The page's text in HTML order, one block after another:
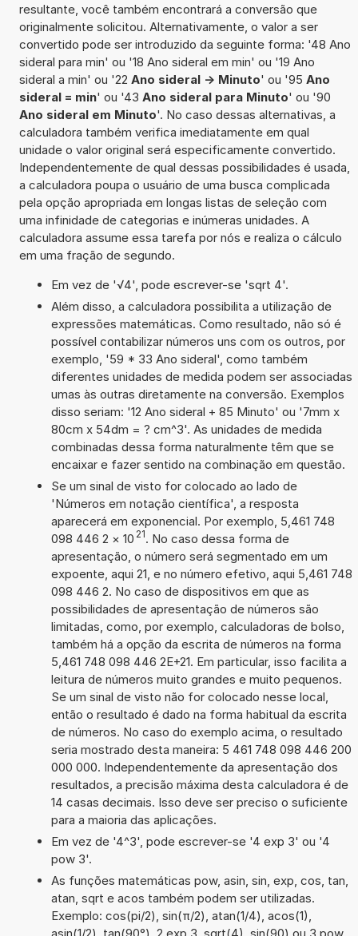
resultante, você também encontrará a conversão que
originalmente solicitou. Alternativamente, o valor a ser
convertido pode ser introduzido da seguinte forma: '48 Ano
sideral para min' ou '18 Ano sideral em min' ou '19 Ano
sideral a min' ou '22 Ano sideral -> Minuto' ou '95 Ano
sideral = min' ou '43 Ano sideral para Minuto' ou '90
Ano sideral em Minuto'. No caso dessas alternativas, a
calculadora também verifica imediatamente em qual
unidade o valor original será especificamente convertido.
Independentemente de qual dessas possibilidades é usada,
a calculadora poupa o usuário de uma busca complicada
pela opção apropriada em longas listas de seleção com
uma infinidade de categorias e inúmeras unidades. A
calculadora assume essa tarefa por nós e realiza o cálculo
em uma fração de segundo.
Em vez de '√4', pode escrever-se 'sqrt 4'.
Além disso, a calculadora possibilita a utilização de
expressões matemáticas. Como resultado, não só é
possível contabilizar números uns com os outros, por
exemplo, '59 * 33 Ano sideral', como também
diferentes unidades de medida podem ser associadas
umas às outras diretamente na conversão. Exemplos
disso seriam: '12 Ano sideral + 85 Minuto' ou '7mm x
80cm x 54dm = ? cm^3'. As unidades de medida
combinadas dessa forma naturalmente têm que se
encaixar e fazer sentido na combinação em questão.
Se um sinal de visto for colocado ao lado de
'Números em notação científica', a resposta
aparecerá em exponencial. Por exemplo, 5,461 748
098 446 2 × 10 21. No caso dessa forma de
apresentação, o número será segmentado em um
expoente, aqui 21, e no número efetivo, aqui 5,461 748
098 446 2. No caso de dispositivos em que as
possibilidades de apresentação de números são
limitadas, como, por exemplo, calculadoras de bolso,
também há a opção da escrita de números na forma
5,461 748 098 446 2E+21. Em particular, isso facilita a
leitura de números muito grandes e muito pequenos.
Se um sinal de visto não for colocado nesse local,
então o resultado é dado na forma habitual da escrita
de números. No caso do exemplo acima, o resultado
seria mostrado desta maneira: 5 461 748 098 446 200
000 000. Independentemente da apresentação dos
resultados, a precisão máxima desta calculadora é de
14 casas decimais. Isso deve ser preciso o suficiente
para a maioria das aplicações.
Em vez de '4^3', pode escrever-se '4 exp 3' ou '4
pow 3'.
As funções matemáticas pow, asin, sin, exp, cos, tan,
atan, sqrt e acos também podem ser utilizadas.
Exemplo: cos(pi/2), sin(π/2), atan(1/4), acos(1),
asin(1/2), tan(90°), 2 exp 3, sqrt(4), sin(90) ou 3 pow